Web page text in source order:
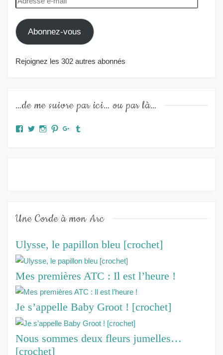
e-
mail
Abonnez-vous
Rejoignez les 302 autres abonnés
…de me suivre par ici… ou par là…
Facebook
TwitterInstagram
PinterestGoogle+
Une Corde à mon Arc
Ulysse, le papillon bleu [crochet]
Mes premières ATC : Il est l’heure !
Je s’appelle Baby Groot ! [crochet]
Nous sommes deux fleurs jumelles…
[crochet]